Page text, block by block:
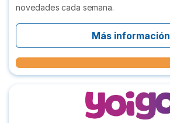
novedades cada semana.
Más información